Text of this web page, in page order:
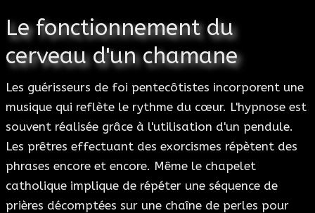
Le fonctionnement du
cerveau d'un chamane
Les guérisseurs de foi pentecôtistes incorporent une
musique qui reflète le rythme du cœur. L'hypnose est
souvent réalisée grâce à l'utilisation d'un pendule.
Les prêtres effectuant des exorcismes répètent des
phrases encore et encore. Même le chapelet
catholique implique de répéter une séquence de
prières décomptées sur une chaîne de perles pour